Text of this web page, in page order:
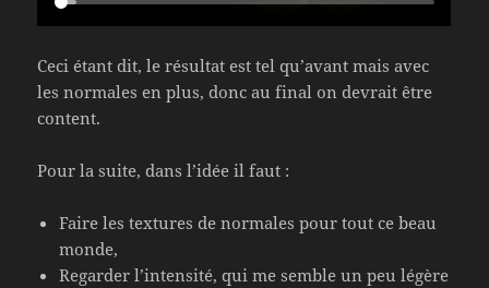
Ceci étant dit, le résultat est tel qu’avant mais avec
les normales en plus, donc au final on devrait être
content.
Pour la suite, dans l’idée il faut :
Faire les textures de normales pour tout ce beau
monde,
Regarder l’intensité, qui me semble un peu légère